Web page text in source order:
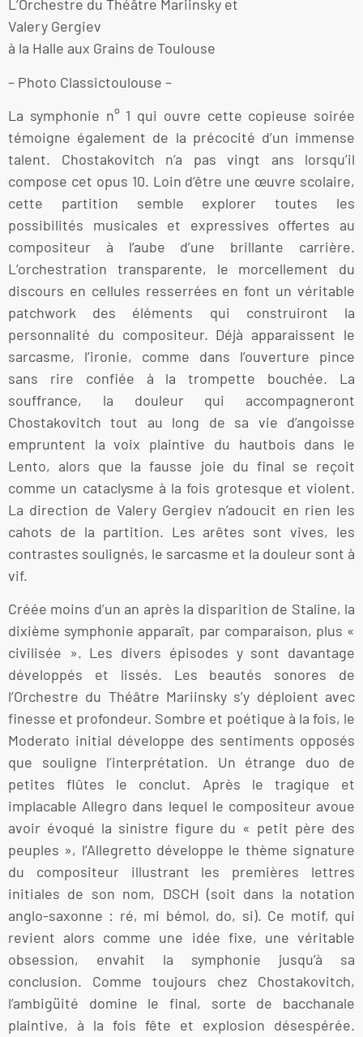
L’Orchestre du Théâtre Mariinsky et
Valery Gergiev
à la Halle aux Grains de Toulouse
– Photo Classictoulouse –
La symphonie n° 1 qui ouvre cette copieuse soirée
témoigne également de la précocité d’un immense
talent. Chostakovitch n’a pas vingt ans lorsqu’il
compose cet opus 10. Loin d’être une œuvre scolaire,
cette partition semble explorer toutes les
possibilités musicales et expressives offertes au
compositeur à l’aube d’une brillante carrière.
L’orchestration transparente, le morcellement du
discours en cellules resserrées en font un véritable
patchwork des éléments qui construiront la
personnalité du compositeur. Déjà apparaissent le
sarcasme, l’ironie, comme dans l’ouverture pince
sans rire confiée à la trompette bouchée. La
souffrance, la douleur qui accompagneront
Chostakovitch tout au long de sa vie d’angoisse
empruntent la voix plaintive du hautbois dans le
Lento, alors que la fausse joie du final se reçoit
comme un cataclysme à la fois grotesque et violent.
La direction de Valery Gergiev n’adoucit en rien les
cahots de la partition. Les arêtes sont vives, les
contrastes soulignés, le sarcasme et la douleur sont à
vif.
Créée moins d’un an après la disparition de Staline, la
dixième symphonie apparaît, par comparaison, plus «
civilisée ». Les divers épisodes y sont davantage
développés et lissés. Les beautés sonores de
l’Orchestre du Théâtre Mariinsky s’y déploient avec
finesse et profondeur. Sombre et poétique à la fois, le
Moderato initial développe des sentiments opposés
que souligne l’interprétation. Un étrange duo de
petites flûtes le conclut. Après le tragique et
implacable Allegro dans lequel le compositeur avoue
avoir évoqué la sinistre figure du « petit père des
peuples », l’Allegretto développe le thème signature
du compositeur illustrant les premières lettres
initiales de son nom, DSCH (soit dans la notation
anglo-saxonne : ré, mi bémol, do, si). Ce motif, qui
revient alors comme une idée fixe, une véritable
obsession, envahit la symphonie jusqu’à sa
conclusion. Comme toujours chez Chostakovitch,
l’ambigüité domine le final, sorte de bacchanale
plaintive, à la fois fête et explosion désespérée.